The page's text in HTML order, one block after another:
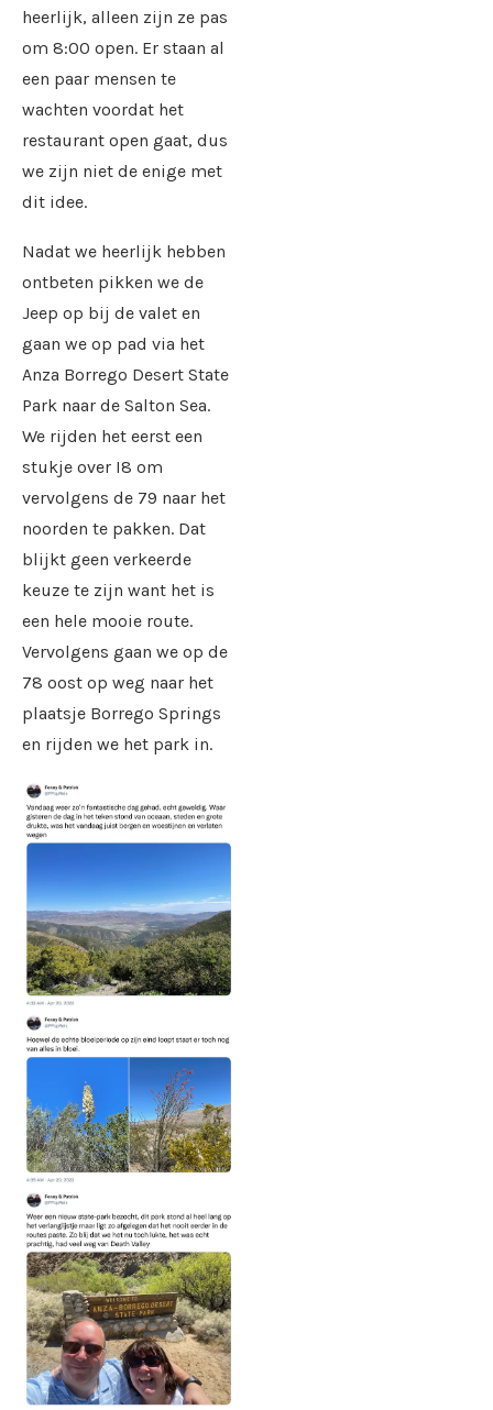
heerlijk, alleen zijn ze pas
om 8:00 open. Er staan al
een paar mensen te
wachten voordat het
restaurant open gaat, dus
we zijn niet de enige met
dit idee.
Nadat we heerlijk hebben
ontbeten pikken we de
Jeep op bij de valet en
gaan we op pad via het
Anza Borrego Desert State
Park naar de Salton Sea.
We rijden het eerst een
stukje over I8 om
vervolgens de 79 naar het
noorden te pakken. Dat
blijkt geen verkeerde
keuze te zijn want het is
een hele mooie route.
Vervolgens gaan we op de
78 oost op weg naar het
plaatsje Borrego Springs
en rijden we het park in.